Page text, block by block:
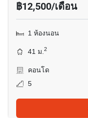
฿12,500/เดือน
1 ห้องนอน
41 ม.2
คอนโด
5